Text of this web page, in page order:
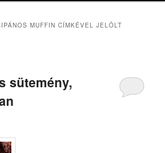
MUFFIN CÍMKÉVEL JELÖLT
sütemény,